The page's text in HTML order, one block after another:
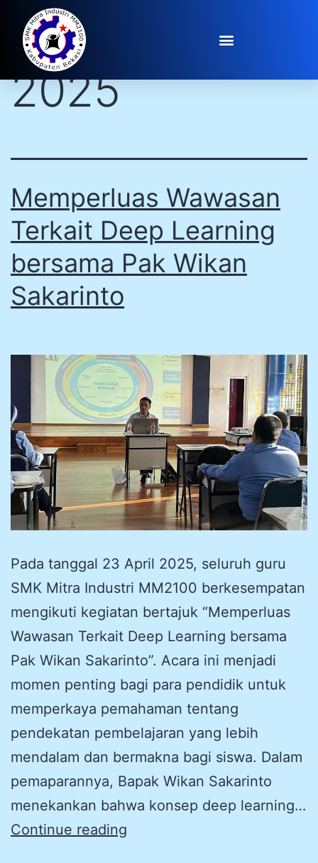
Day:
April 23,
2025
Memperluas Wawasan
Terkait Deep Learning
bersama Pak Wikan
Sakarinto
Pada tanggal 23 April 2025, seluruh guru
SMK Mitra Industri MM2100 berkesempatan
mengikuti kegiatan bertajuk “Memperluas
Wawasan Terkait Deep Learning bersama
Pak Wikan Sakarinto”. Acara ini menjadi
momen penting bagi para pendidik untuk
memperkaya pemahaman tentang
pendekatan pembelajaran yang lebih
mendalam dan bermakna bagi siswa. Dalam
pemaparannya, Bapak Wikan Sakarinto
menekankan bahwa konsep deep learning…
Continue reading